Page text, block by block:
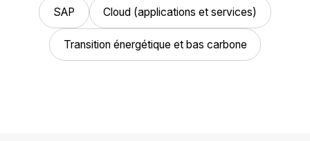
SAP Cloud (applications et services)
Transition énergétique et bas carbone